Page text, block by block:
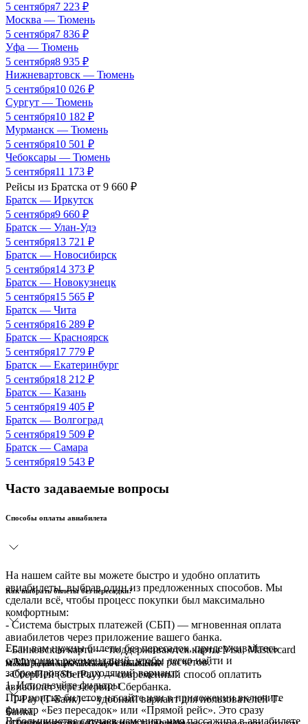
5 сентября7 223 ₽
Москва — Тюмень
5 сентября7 836 ₽
Уфа — Тюмень
5 сентября8 935 ₽
Нижневартовск — Тюмень
5 сентября10 026 ₽
Сургут — Тюмень
5 сентября10 182 ₽
Мурманск — Тюмень
5 сентября10 501 ₽
Чебоксары — Тюмень
5 сентября11 173 ₽
Рейсы из Братска от 9 660 ₽
Братск — Иркутск
5 сентября9 660 ₽
Братск — Улан-Удэ
5 сентября13 721 ₽
Братск — Новосибирск
5 сентября14 373 ₽
Братск — Новокузнецк
5 сентября15 565 ₽
Братск — Чита
5 сентября16 289 ₽
Братск — Красноярск
5 сентября17 779 ₽
Братск — Екатеринбург
5 сентября18 212 ₽
Братск — Казань
5 сентября19 405 ₽
Братск — Волгоград
5 сентября19 509 ₽
Братск — Самара
5 сентября19 543 ₽
Часто задаваемые вопросы
Способы оплаты авиабилета
На нашем сайте вы можете быстро и удобно оплатить
авиабилеты, выбрав один из предложенных способов. Мы
сделали всё, чтобы процесс покупки был максимально
комфортным:
- Система быстрых платежей (СБП) — мгновенная оплата
авиабилетов через приложение вашего банка.
- Банковская карта — поддерживаются карты Visa, Mastercard
и Мир для простых и безопасных расчётов.
- СберПей (SberPay) — современный способ оплатить
авиабилет через сервис Сбербанка.
- T-Pay (Т-Банк) — удобный вариант для пользователей Т-
Банка.
Как выбрать билеты без пересадки?
Если вам нужны билеты без пересадок, придерживайтесь
следующих рекомендаций, чтобы легко найти и
забронировать подходящий вариант:
1. Используйте фильтры
При поиске билетов на сайте или в приложении включите
фильтр «Без пересадок» или «Прямой рейс». Это сразу
Можно ли изменить пассажира в авиабилете
В большинстве случаев изменить имя пассажира в авиабилете